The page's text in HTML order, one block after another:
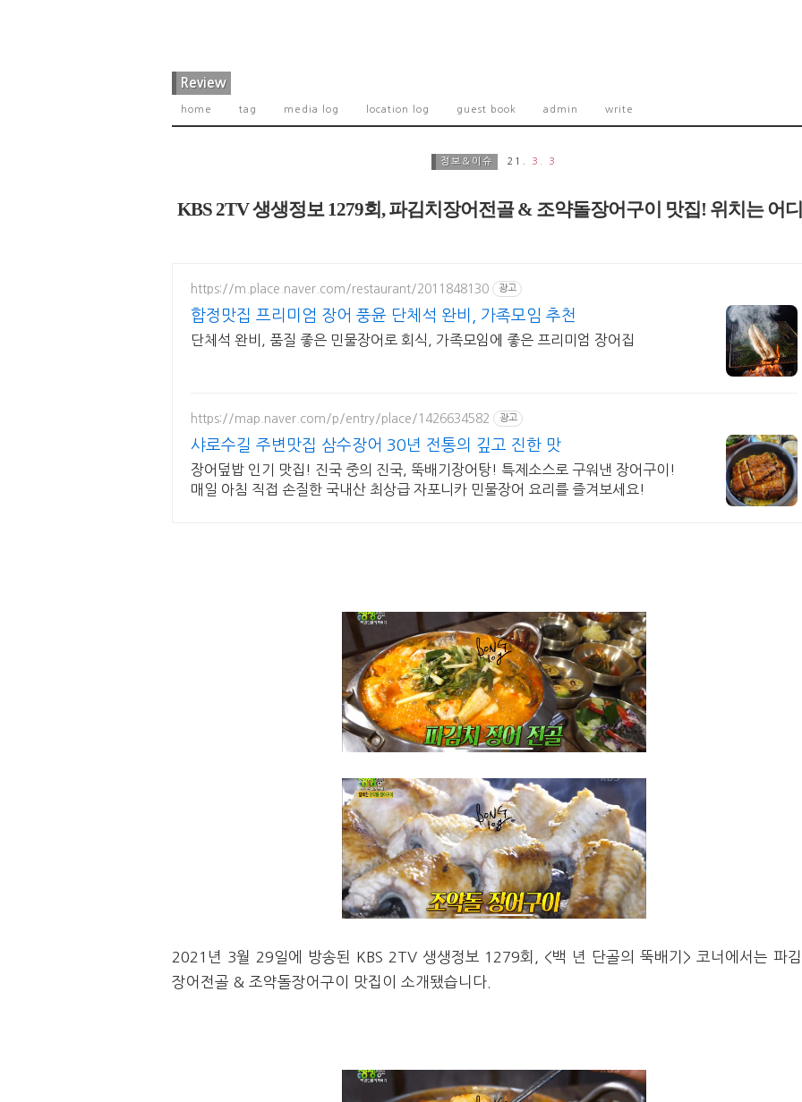
Review
home tag media log location log guest book admin write
정보&이슈 21. 3. 3
KBS 2TV 생생정보 1279회, 파김치장어전골 & 조약돌장어구이 맛집! 위치는 어
https://m.place.naver.com/restaurant/2011848130 광고
합정맛집 프리미엄 장어 풍윤 단체석 완비, 가족모임 추천
단체석 완비, 품질 좋은 민물장어로 회식, 가족모임에 좋은 프리미엄 장어집
https://map.naver.com/p/entry/place/1426634582 광고
샤로수길 주변맛집 삼수장어 30년 전통의 깊고 진한 맛
장어덮밥 인기 맛집! 진국 중의 진국, 뚝배기장어탕! 특제소스로 구워낸 장어구이!
매일 아침 직접 손질한 국내산 최상급 자포니카 민물장어 요리를 즐겨보세요!
2021년 3월 29일에 방송된 KBS 2TV 생생정보 1279회, <백 년 단골의 뚝배기> 코너에서는 파
장어전골 & 조약돌장어구이 맛집이 소개됐습니다.